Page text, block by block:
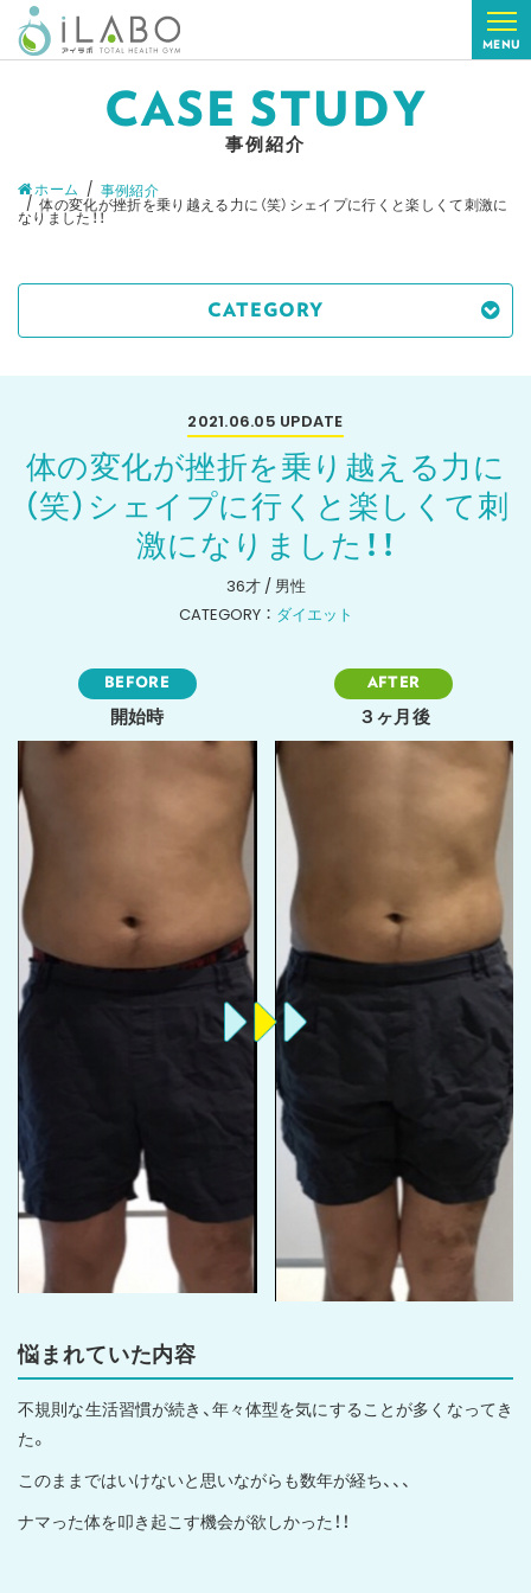
MENU
CASE STUDY
事例紹介
ホーム 事例紹介
体の変化が挫折を乗り越える力に（笑）シェイプに行くと楽しくて刺激に
なりました！！
CATEGORY
2021.06.05 UPDATE
体の変化が挫折を乗り越える力に
（笑）シェイプに行くと楽しくて刺
激になりました！！
36才 / 男性
CATEGORY ： ダイエット
BEFORE
開始時
AFTER
３ヶ月後
悩まれていた内容
不規則な生活習慣が続き、年々体型を気にすることが多くなってき
た。
このままではいけないと思いながらも数年が経ち、、、
ナマった体を叩き起こす機会が欲しかった！！